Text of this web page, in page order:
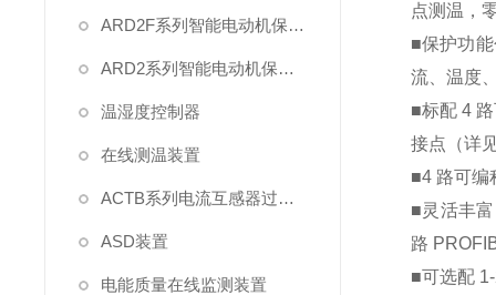
点测温，
■保护功
流、温度
■标配 4
接点（详
■4 路可编
■灵活丰
路
■可选配
ARD2F系列智能电动机保护器
ARD2系列智能电动机保护器
温湿度控制器
在线测温装置
ACTB系列电流互感器过电压保护器
ASD装置
电能质量在线监测装置